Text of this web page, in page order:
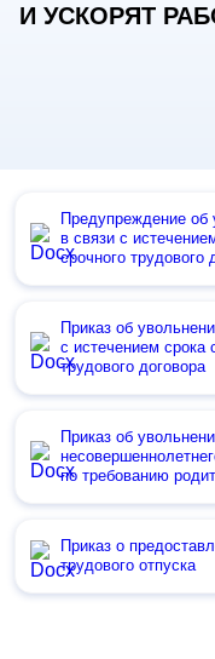
И УСКОРЯТ
Предупреждение об
в связи с
срочного трудового
Приказ об
с истечением срока
трудового договора
Приказ об
по требованию
Приказ о
трудового отпуска